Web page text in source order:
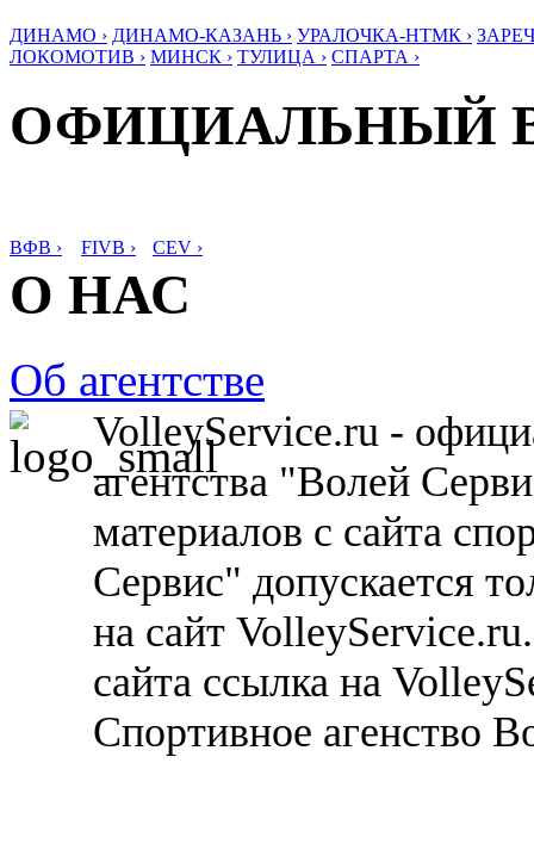
ДИНАМО › ДИНАМО-КАЗАНЬ › УРАЛОЧКА-НТМК ›
ЛОКОМОТИВ › МИНСК › ТУЛИЦА › СПАРТА ›
ОФИЦИАЛЬНЫЙ
ВФВ › FIVB › CEV ›
О НАС
Об агентстве
VolleyService.ru -
агентства "Волей
материалов с сайта
Сервис" допускается
на сайт
сайта ссылка на
Спортивное агенство